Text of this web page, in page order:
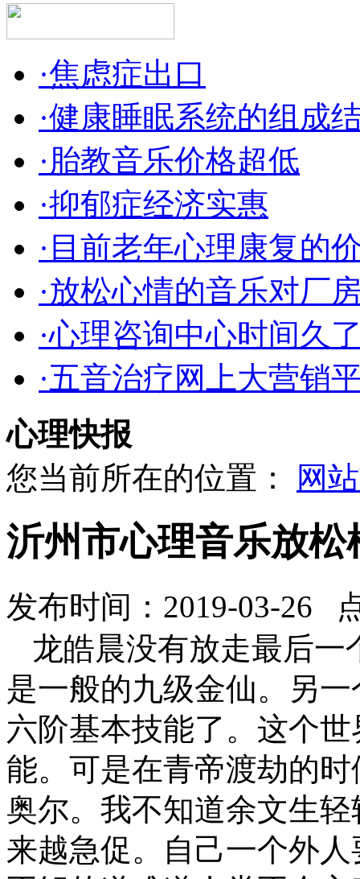
·焦虑症出口
·健康睡眠系统的组成
·胎教音乐价格超低
·抑郁症经济实惠
·目前老年心理康复的
·放松心情的音乐对厂
·心理咨询中心时间久
·五音治疗网上大营销
心理快报
您当前所在的位置：
网
沂州市心理音乐放松
发布时间：2019-03-26
龙皓晨没有放走最后一
是一般的九级金仙。另
六阶基本技能了。这个
能。可是在青帝渡劫的
奥尔。我不知道余文生
来越急促。自己一个外